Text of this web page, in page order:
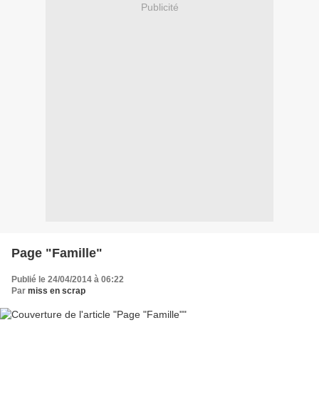
Publicité
Page "Famille"
Publié le 24/04/2014 à 06:22
Par miss en scrap